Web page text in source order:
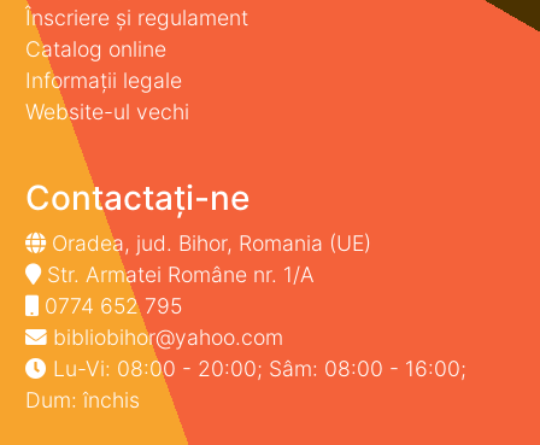
Înscriere și regulament
Catalog online
Informații legale
Website-ul vechi
Contactați-ne
Oradea, jud. Bihor, Romania (UE)
Str. Armatei Române nr. 1/A
0774 652 795
bibliobihor@yahoo.com
Lu-Vi: 08:00 - 20:00; Sâm: 08:00 - 16:00;
Dum: închis